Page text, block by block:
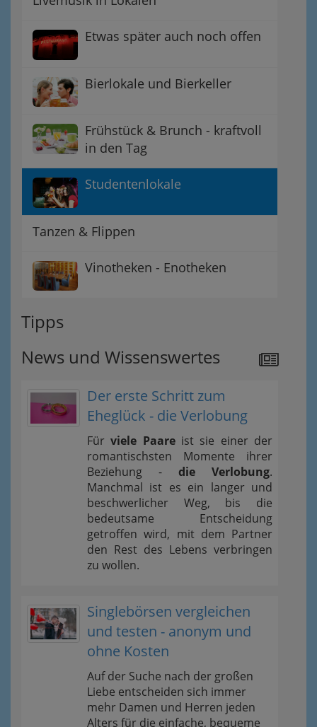
Etwas später auch noch offen
Bierlokale und Bierkeller
Frühstück & Brunch - kraftvoll
in den Tag
Studentenlokale
Tanzen & Flippen
Vinotheken - Enotheken
Tipps
News und Wissenswertes
Der erste Schritt zum
Eheglück - die Verlobung
Fürviele Paareist sie einer der
romantischsten Momente ihrer
Beziehung - die Verlobung.
Manchmal ist es ein langer und
beschwerlicher Weg, bis die
bedeutsame Entscheidung
getroffen wird, mit dem Partner
den Rest des Lebens verbringen
zu wollen.
Singlebörsen vergleichen
und testen - anonym und
ohne Kosten
Auf der Suche nach der großen
Liebe entscheiden sich immer
mehr Damen und Herren jeden
Alters für die einfache, bequeme